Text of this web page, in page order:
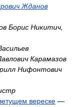
Жданов
Борис Никитич,
Карамазов
Нифонтович
вереске —